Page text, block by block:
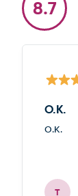
8.7
O.K.
O.K.
T